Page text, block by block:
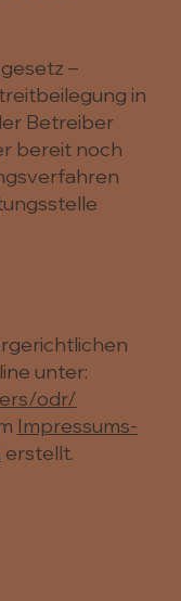
–
in
Betreiber
bereit noch
unter:
odr/
Impressums-
erstellt.